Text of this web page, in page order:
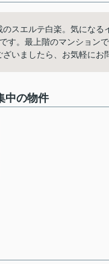
のスエルテ白楽。気にな
す。最上階のマンション
いましたら、お気軽にお
中の物件